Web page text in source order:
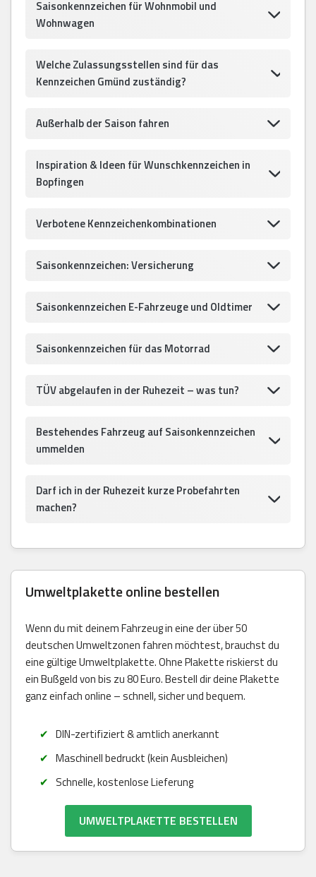
Saisonkennzeichen für Wohnmobil und
Wohnwagen
Welche Zulassungsstellen sind für das
Kennzeichen Gmünd zuständig?
Außerhalb der Saison fahren
Inspiration & Ideen für Wunschkennzeichen in
Bopfingen
Verbotene Kennzeichenkombinationen
Saisonkennzeichen: Versicherung
Saisonkennzeichen E-Fahrzeuge und Oldtimer
Saisonkennzeichen für das Motorrad
TÜV abgelaufen in der Ruhezeit – was tun?
Bestehendes Fahrzeug auf Saisonkennzeichen
ummelden
Darf ich in der Ruhezeit kurze Probefahrten
machen?
Umweltplakette online bestellen
Wenn du mit deinem Fahrzeug in eine der über 50
deutschen Umweltzonen fahren möchtest, brauchst du
eine gültige Umweltplakette. Ohne Plakette riskierst du
ein Bußgeld von bis zu 80 Euro. Bestell dir deine Plakette
ganz einfach online – schnell, sicher und bequem.
DIN-zertifiziert & amtlich anerkannt
Maschinell bedruckt (kein Ausbleichen)
Schnelle, kostenlose Lieferung
UMWELTPLAKETTE BESTELLEN